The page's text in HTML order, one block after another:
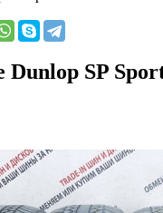
SP Sport